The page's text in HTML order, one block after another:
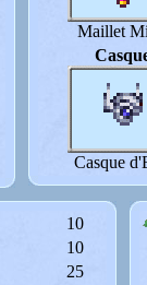
Maillet
Casque
10
10
25